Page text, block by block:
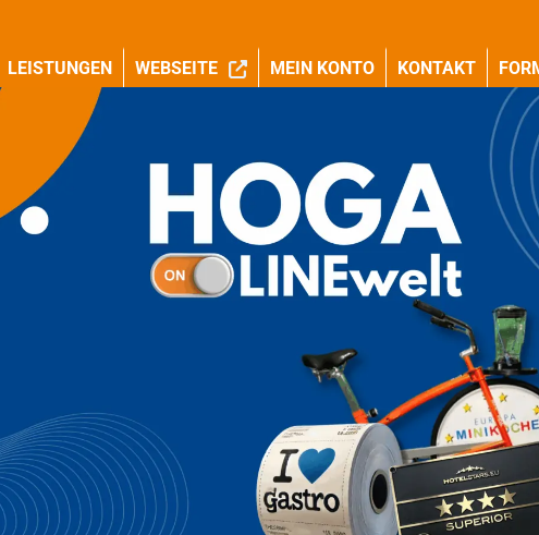
LEISTUNGEN WEBSEITE MEIN KONTO KONTAKT